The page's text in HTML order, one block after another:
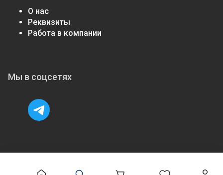
О нас
Реквизиты
Работа в компании
Мы в соцсетях